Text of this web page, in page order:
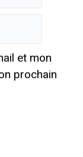
et mon
prochain